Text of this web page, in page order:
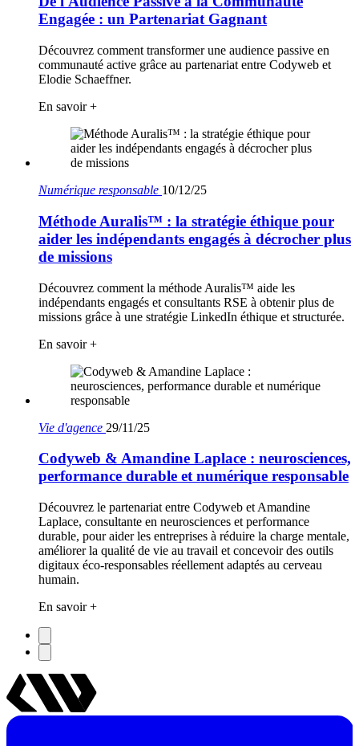
Engagée : un Partenariat Gagnant
Découvrez comment transformer une audience passive en
communauté active grâce au partenariat entre Codyweb et
Elodie Schaeffner.
En savoir +
Numérique responsable 10/12/25
Méthode Auralis™ : la stratégie éthique pour
aider les indépendants engagés à décrocher plus
de missions
Découvrez comment la méthode Auralis™ aide les
indépendants engagés et consultants RSE à obtenir plus de
missions grâce à une stratégie LinkedIn éthique et structurée.
En savoir +
Vie d'agence 29/11/25
Codyweb & Amandine Laplace : neurosciences,
performance durable et numérique responsable
Découvrez le partenariat entre Codyweb et Amandine
Laplace, consultante en neurosciences et performance
durable, pour aider les entreprises à réduire la charge mentale,
améliorer la qualité de vie au travail et concevoir des outils
digitaux éco-responsables réellement adaptés au cerveau
humain.
En savoir +